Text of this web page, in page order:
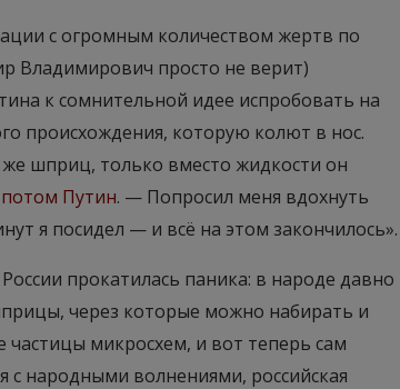
с огромным количеством жертв по
Владимирович просто не верит)
к сомнительной идее испробовать на
происхождения, которую колют в нос.
шприц, только вместо жидкости он
потом Путин. — Попросил меня вдохнуть
я посидел — и всё на этом закончилось».
прокатилась паника: в народе давно
через которые можно набирать и
частицы микросхем, и вот теперь сам
с народными волнениями, российская